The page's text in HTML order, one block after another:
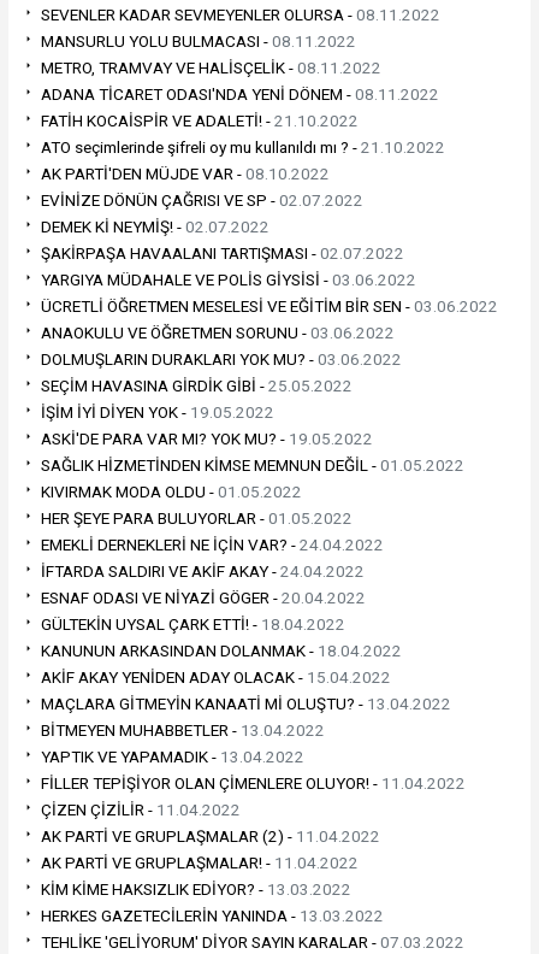
SEVENLER KADAR SEVMEYENLER OLURSA -08.11.2022
MANSURLU YOLU BULMACASI -08.11.2022
METRO, TRAMVAY VE HALİSÇELİK -08.11.2022
ADANA TİCARET ODASI'NDA YENİ DÖNEM -08.11.2022
FATİH KOCAİSPİR VE ADALETİ! -21.10.2022
ATO seçimlerinde şifreli oy mu kullanıldı mı ? -21.10.2022
AK PARTİ'DEN MÜJDE VAR -08.10.2022
EVİNİZE DÖNÜN ÇAĞRISI VE SP -02.07.2022
DEMEK Kİ NEYMİŞ! -02.07.2022
ŞAKİRPAŞA HAVAALANI TARTIŞMASI -02.07.2022
YARGIYA MÜDAHALE VE POLİS GİYSİSİ -03.06.2022
ÜCRETLİ ÖĞRETMEN MESELESİ VE EĞİTİM BİR SEN -03.06.2022
ANAOKULU VE ÖĞRETMEN SORUNU -03.06.2022
DOLMUŞLARIN DURAKLARI YOK MU? -03.06.2022
SEÇİM HAVASINA GİRDİK GİBİ -25.05.2022
İŞİM İYİ DİYEN YOK - 19.05.2022
ASKİ'DE PARA VAR MI? YOK MU? - 19.05.2022
SAĞLIK HİZMETİNDEN KİMSE MEMNUN DEĞİL -01.05.2022
KIVIRMAK MODA OLDU -01.05.2022
HER ŞEYE PARA BULUYORLAR -01.05.2022
EMEKLİ DERNEKLERİ NE İÇİN VAR? -24.04.2022
İFTARDA SALDIRI VE AKİF AKAY -24.04.2022
ESNAF ODASI VE NİYAZİ GÖGER -20.04.2022
GÜLTEKİN UYSAL ÇARK ETTİ! - 18.04.2022
KANUNUN ARKASINDAN DOLANMAK - 18.04.2022
AKİF AKAY YENİDEN ADAY OLACAK - 15.04.2022
MAÇLARA GİTMEYİN KANAATİ Mİ OLUŞTU? - 13.04.2022
BİTMEYEN MUHABBETLER - 13.04.2022
YAPTIK VE YAPAMADIK - 13.04.2022
FİLLER TEPİŞİYOR OLAN ÇİMENLERE OLUYOR! - 11.04.2022
ÇİZEN ÇİZİLİR - 11.04.2022
AK PARTİ VE GRUPLAŞMALAR (2) - 11.04.2022
AK PARTİ VE GRUPLAŞMALAR! - 11.04.2022
KİM KİME HAKSIZLIK EDİYOR? - 13.03.2022
HERKES GAZETECİLERİN YANINDA - 13.03.2022
TEHLİKE 'GELİYORUM' DİYOR SAYIN KARALAR -07.03.2022